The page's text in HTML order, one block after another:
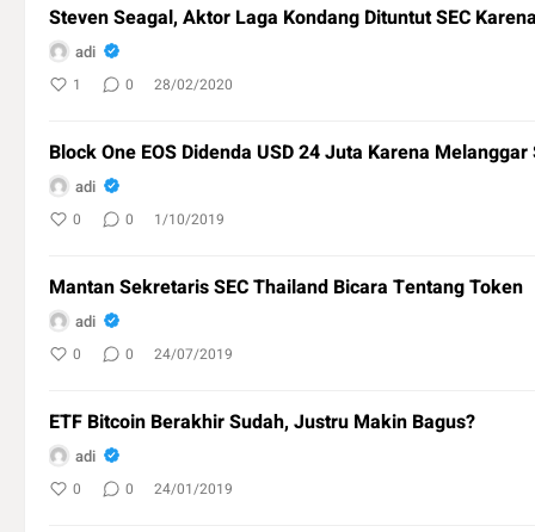
Steven Seagal, Aktor Laga Kondang Dituntut SEC
adi
1 0 28/02/2020
Block One EOS Didenda USD 24 Juta Karena Melanggar
adi
0 0 1/10/2019
Mantan Sekretaris SEC Thailand Bicara Tentang Token
adi
0 0 24/07/2019
ETF Bitcoin Berakhir Sudah, Justru Makin Bagus?
adi
0 0 24/01/2019